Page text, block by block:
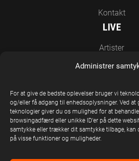
Administrer
For at give de bedste oplevelser bruger vi
og/eller få adgang til enhedsoplysninger. Ved at
teknologier giver du os mulighed for at
browsingadfærd eller unikke ID'er på dette
samtykke eller trækker dit samtykke tilbage, kan
på visse funktioner og muligheder.
Kontakt
LIVE
Artister
Nyheder
EN DEL AF UNITED